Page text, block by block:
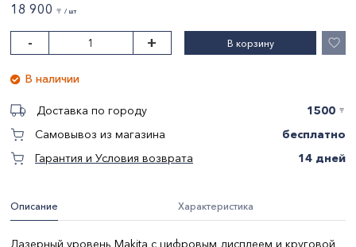
Описание Характеристика
Лазерный уровень Makita с цифровым дисплеем и круговой
18 900 〒 / шт
- + В корзину
В наличии
Доставка по городу 1500 〒
Самовывоз из магазина
бесплатно
Гарантия и Условия возврата
14 дней